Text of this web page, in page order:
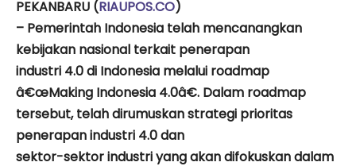
PEKANBARU (RIAUPOS.CO)
– Pemerintah Indonesia telah mencanangkan
kebijakan nasional terkait penerapan
industri 4.0 di Indonesia melalui roadmap
â€œMaking Indonesia 4.0â€. Dalam roadmap
tersebut, telah dirumuskan strategi prioritas
penerapan industri 4.0 dan
sektor-sektor industri yang akan difokuskan dalam